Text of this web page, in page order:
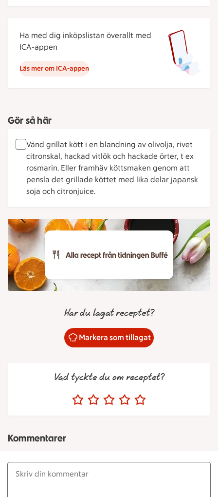
Ha med dig inköpslistan överallt med
ICA-appen
Läs mer om ICA-appen
Gör så här
Vänd grillat kött i en blandning av olivolja, rivet
citronskal, hackad vitlök och hackade örter, t ex
rosmarin. Eller framhäv köttsmaken genom att
pensla det grillade köttet med lika delar japansk
soja och citronjuice.
Har du lagat receptet?
Markera som tillagat
Vad tyckte du om receptet?
Kommentarer